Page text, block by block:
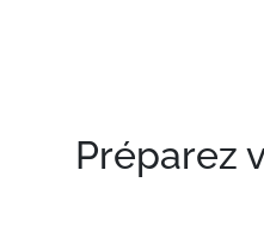
Préparez